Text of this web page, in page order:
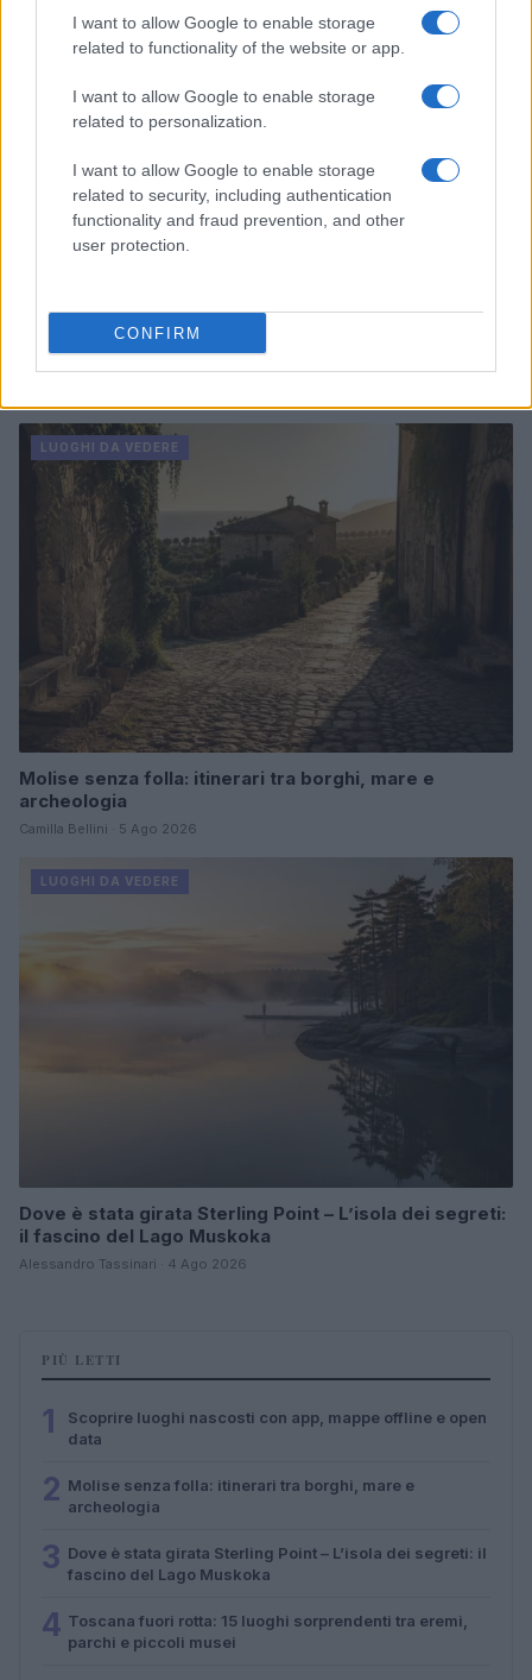
I want to allow Google to enable storage
related to functionality of the website or app.
I want to allow Google to enable storage
related to personalization.
I want to allow Google to enable storage
related to security, including authentication
functionality and fraud prevention, and other
user protection.
CONFIRM
Scoprire luoghi nascosti con app, mappe offline e
open data
LUOGHI DA VEDERE
Molise senza folla: itinerari tra borghi, mare e
archeologia
Camilla Bellini · 5 Ago 2026
LUOGHI DA VEDERE
Dove è stata girata Sterling Point – L’isola dei segreti:
il fascino del Lago Muskoka
Alessandro Tassinari · 4 Ago 2026
PIÙ LETTI
1
Scoprire luoghi nascosti con app, mappe offline e open
data
2 Molise senza folla: itinerari tra borghi, mare e
archeologia
3 Dove è stata girata Sterling Point – L’isola dei segreti: il
fascino del Lago Muskoka
4 Toscana fuori rotta: 15 luoghi sorprendenti tra eremi,
parchi e piccoli musei